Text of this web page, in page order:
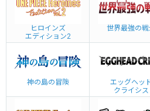
ヒロインズ
エディション2
世界最強の戦
神の島の冒険
エッグヘッ
クライシス